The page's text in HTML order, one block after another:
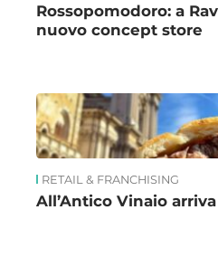
Rossopomodoro: a
nuovo concept store
RETAIL & FRANCHISING
All’Antico Vinaio